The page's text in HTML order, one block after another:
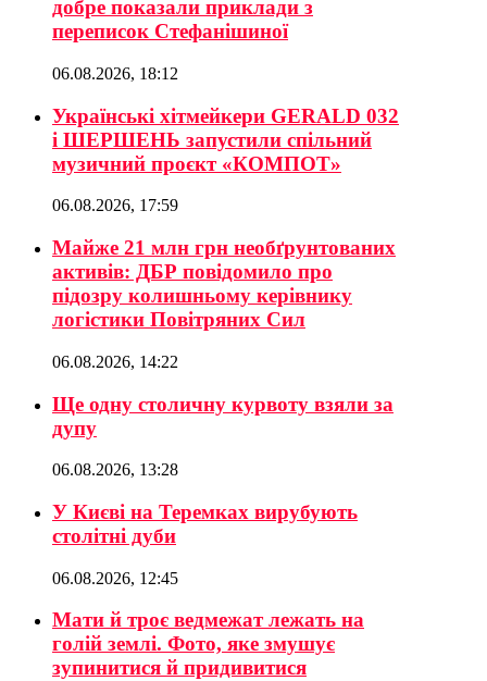
добре показали приклади з
переписок Стефанішиної
06.08.2026, 18:12
Українські хітмейкери GERALD 032
і ШЕРШЕНЬ запустили спільний
музичний проєкт «КОМПОТ»
06.08.2026, 17:59
Майже 21 млн грн необґрунтованих
активів: ДБР повідомило про
підозру колишньому керівнику
логістики Повітряних Сил
06.08.2026, 14:22
Ще одну столичну курвоту взяли за
дупу
06.08.2026, 13:28
У Києві на Теремках вирубують
столітні дуби
06.08.2026, 12:45
Мати й троє ведмежат лежать на
голій землі. Фото, яке змушує
зупинитися й придивитися